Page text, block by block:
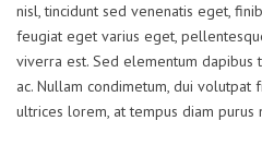
nisl, tincidunt sed venenatis eget,
feugiat eget varius eget,
viverra est. Sed elementum dapibus
ac. Nullam condimetum, dui
ultrices lorem, at tempus diam purus